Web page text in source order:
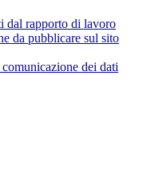
dal rapporto di lavoro
da pubblicare sul sito
dei dati